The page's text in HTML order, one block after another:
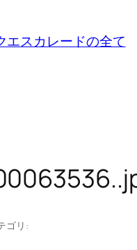
エスカレードの全て
ゴリ: